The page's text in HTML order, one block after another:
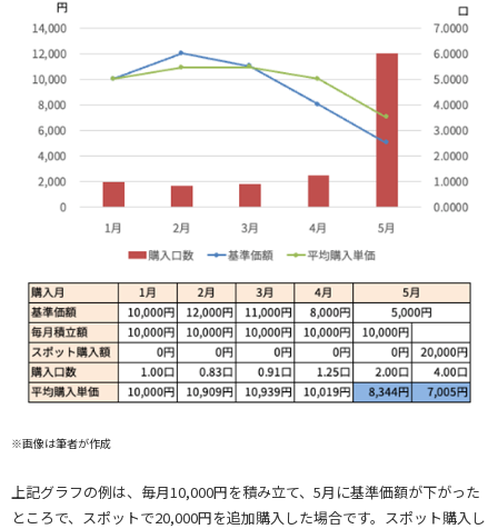
※画像は筆者が作成
上記グラフの例は、毎月10,000円を積み立て、5月に基準価額が下がった
ところで、スポットで20,000円を追加購入した場合です。スポット購入し